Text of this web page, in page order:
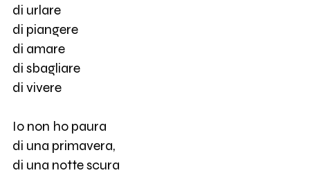
di urlare
di piangere
di amare
di sbagliare
di vivere
Io non ho paura
di una primavera,
di una notte scura